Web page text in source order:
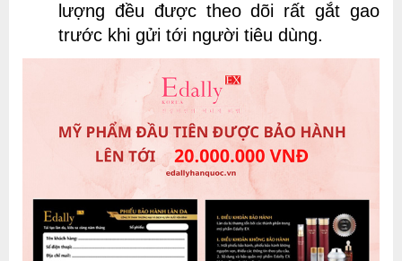
lượng đều được theo dõi rất gắt gao
trước khi gửi tới người tiêu dùng.